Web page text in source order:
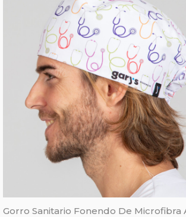
Gorro Sanitario Fonendo De Microfibra